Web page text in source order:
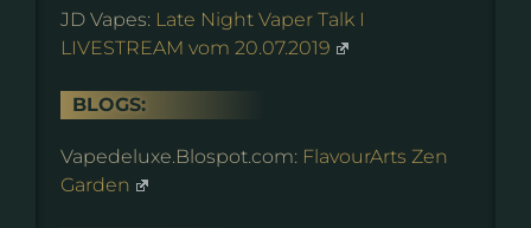
JD Vapes: Late Night Vaper Talk I
LIVESTREAM vom 20.07.2019
BLOGS:
Vapedeluxe.Blospot.com: FlavourArts Zen
Garden